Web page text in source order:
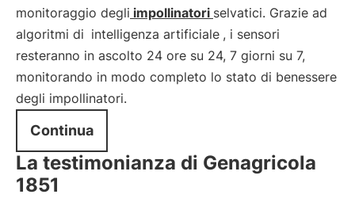
monitoraggio degli impollinatori selvatici. Grazie ad
algoritmi di intelligenza artificiale , i sensori
resteranno in ascolto 24 ore su 24, 7 giorni su 7,
monitorando in modo completo lo stato di benessere
degli impollinatori.
Continua
La testimonianza di Genagricola
1851